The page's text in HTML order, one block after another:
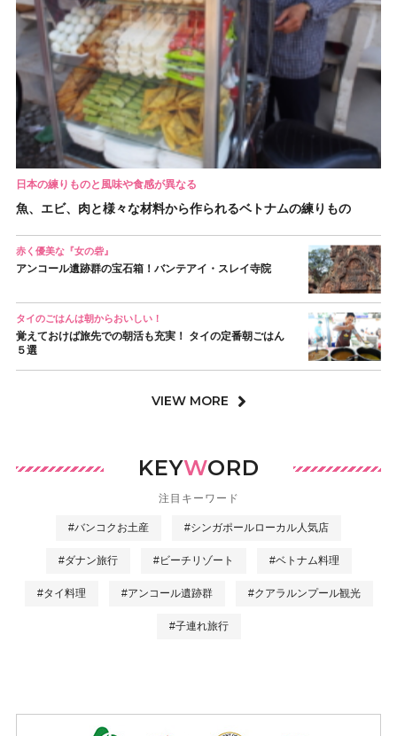
日本の練りものと風味や食感が異なる
魚、エビ、肉と様々な材料から作られるベトナムの練りもの
赤く優美な『女の砦』
アンコール遺跡群の宝石箱！バンテアイ・スレイ寺院
タイのごはんは朝からおいしい！
覚えておけば旅先での朝活も充実！ タイの定番朝ごはん
５選
VIEW MORE
KEYWORD
注目キーワード
#バンコクお土産 #シンガポールローカル人気店
#ダナン旅行 #ビーチリゾート #ベトナム料理
#タイ料理 #アンコール遺跡群 #クアラルンプール観光
#子連れ旅行